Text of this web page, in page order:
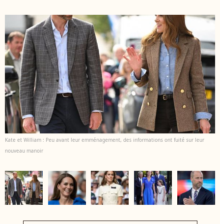
Kate et William : Peu avant leur emménagement, des informations ont fuité sur leur
nouveau manoir